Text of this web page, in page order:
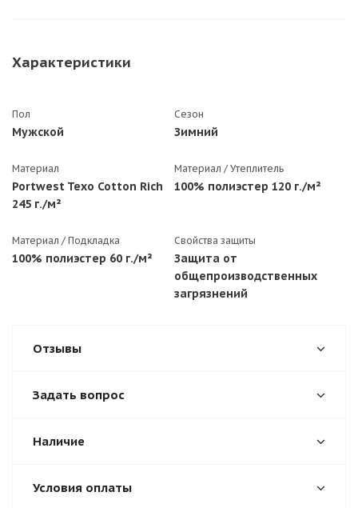
Характеристики
Пол
Мужской
Сезон
Зимний
Материал
Portwest Texo Cotton Rich
245 г./м²
Материал / Утеплитель
100% полиэстер 120 г./м²
Материал / Подкладка
100% полиэстер 60 г./м²
Свойства защиты
Защита от
общепроизводственных
загрязнений
Отзывы
Задать вопрос
Наличие
Условия оплаты